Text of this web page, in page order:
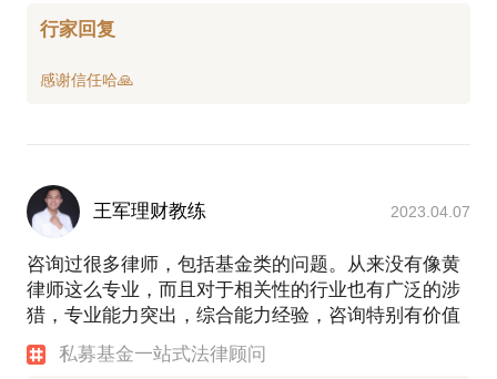
行家回复
王军理财教练 2023.04.07
咨询过很多律师，包括基金类的问题。从来没有像黄
律师这么专业，而且对于相关性的行业也有广泛的涉
猎，专业能力突出，综合能力经验，咨询特别有价值
私募基金一站式法律顾问